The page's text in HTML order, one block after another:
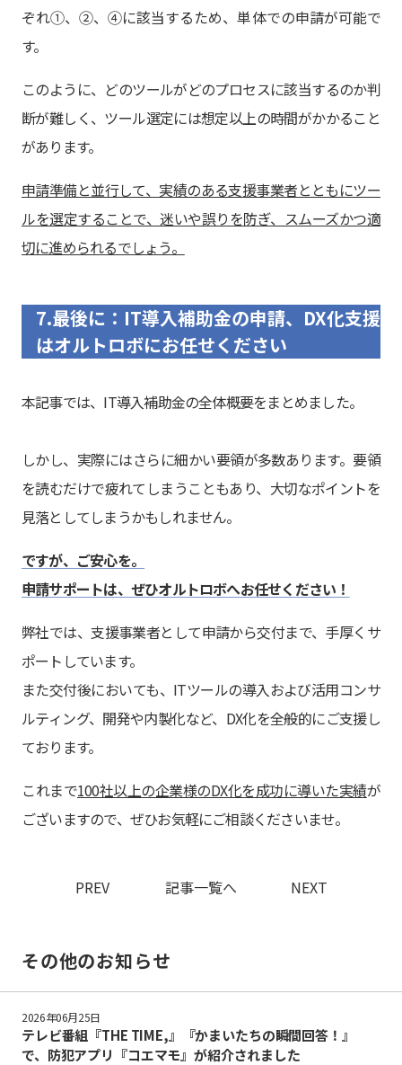
ぞれ①、②、④に該当するため、単体での申請が可能で
す。
このように、どのツールがどのプロセスに該当するのか判
断が難しく、ツール選定には想定以上の時間がかかること
があります。
申請準備と並行して、実績のある支援事業者とともにツー
ルを選定することで、迷いや誤りを防ぎ、スムーズかつ適
切に進められるでしょう。
7.最後に：IT導入補助金の申請、DX化支援
はオルトロボにお任せください
本記事では、IT導入補助金の全体概要をまとめました。
しかし、実際にはさらに細かい要領が多数あります。要領
を読むだけで疲れてしまうこともあり、大切なポイントを
見落としてしまうかもしれません。
ですが、ご安心を。
申請サポートは、ぜひオルトロボへお任せください！
弊社では、支援事業者として申請から交付まで、手厚くサ
ポートしています。
また交付後においても、ITツールの導入および活用コンサ
ルティング、開発や内製化など、DX化を全般的にご支援し
ております。
これまで100社以上の企業様のDX化を成功に導いた実績が
ございますので、ぜひお気軽にご相談くださいませ。
PREV 記事一覧へ NEXT
その他のお知らせ
テレビ番組『THE TIME,』『かまいたちの瞬間回答！』
で、防犯アプリ『コエマモ』が紹介されました
2026年06月25日